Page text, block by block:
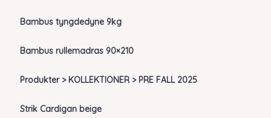
Bambus tyngdedyne 9kg
Bambus rullemadras 90×210
Produkter > KOLLEKTIONER > PRE FALL 2025
Strik Cardigan beige